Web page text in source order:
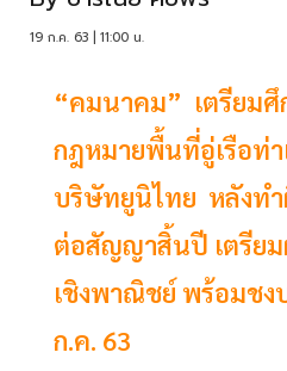
19 ก.ค. 63 | 11:00 น.
“คมนาคม” เตรียม
กฎหมายพื้นที่อู่เรือท่
บริษัทยูนิไทย หลังท
ต่อสัญญาสิ้นปี เตรีย
เชิงพาณิชย์ พร้อมชง
ก.ค. 63